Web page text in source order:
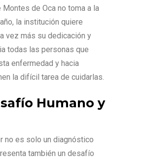
Montes de Oca no toma a la
la institución quiere
vez más su dedicación y
todas las personas que
enfermedad y hacia
la difícil tarea de cuidarlas.
Humano y
no es solo un diagnóstico
también un desafío